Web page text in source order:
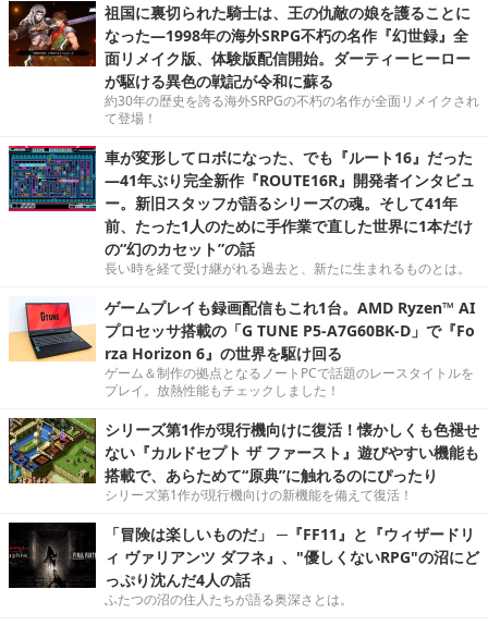
祖国に裏切られた騎士は、王の仇敵の娘を護ることに
なった―1998年の海外SRPG不朽の名作『幻世録』全
面リメイク版、体験版配信開始。ダーティーヒーロー
が駆ける異色の戦記が令和に蘇る
約30年の歴史を誇る海外SRPGの不朽の名作が全面リメイクされ
て登場！
車が変形してロボになった、でも『ルート16』だった
―41年ぶり完全新作『ROUTE16R』開発者インタビュ
ー。新旧スタッフが語るシリーズの魂。そして41年
前、たった1人のために手作業で直した世界に1本だけ
の“幻のカセット”の話
長い時を経て受け継がれる過去と、新たに生まれるものとは。
ゲームプレイも録画配信もこれ1台。AMD Ryzen™ AI
プロセッサ搭載の「G TUNE P5-A7G60BK-D」で『Fo
rza Horizon 6』の世界を駆け回る
ゲーム＆制作の拠点となるノートPCで話題のレースタイトルを
プレイ。放熱性能もチェックしました！
シリーズ第1作が現行機向けに復活！懐かしくも色褪せ
ない『カルドセプト ザ ファースト』遊びやすい機能も
搭載で、あらためて“原典”に触れるのにぴったり
シリーズ第1作が現行機向けの新機能を備えて復活！
「冒険は楽しいものだ」 ─『FF11』と『ウィザードリ
ィ ヴァリアンツ ダフネ』、"優しくないRPG"の沼にど
っぷり沈んだ4人の話
ふたつの沼の住人たちが語る奥深さとは。